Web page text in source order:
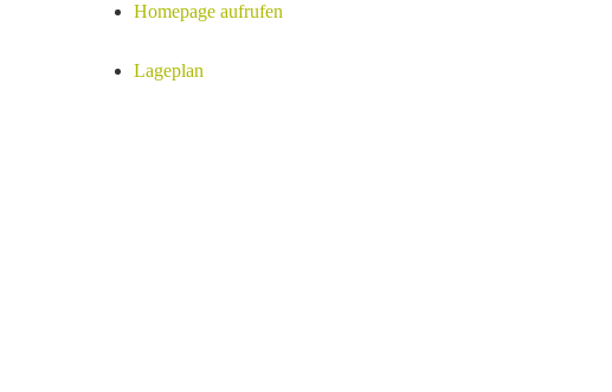
Homepage aufrufen
Lageplan